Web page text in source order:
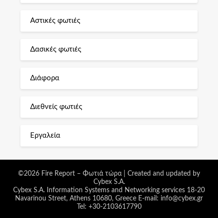
Αστικές φωτιές
Δασικές φωτιές
Διάφορα
Διεθνείς φωτιές
Εργαλεία
©2026 Fire Report – Φωτιά τώρα
| Created and updated by
Cybex S.A.
Cybex S.A. Information Systems and Networking services 18-20
Navarinou Street, Athens 10680, Greece E-mail: info@cybex.gr
Tel: +30-2103617790